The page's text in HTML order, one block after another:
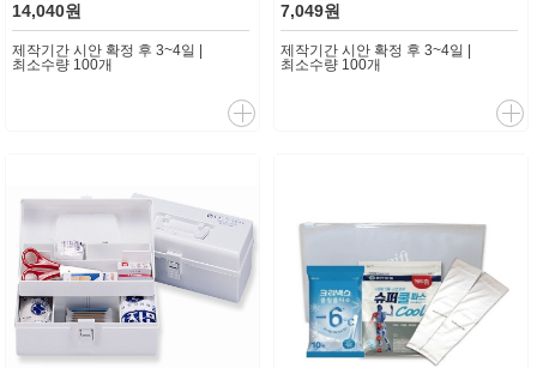
14,040원
제작기간 시안 확정 후 3~4일 |
최소수량 100개
7,049원
제작기간 시안 확정 후 3~4일 |
최소수량 100개